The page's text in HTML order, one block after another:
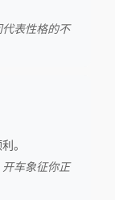
表性格的不
。
车象征你正